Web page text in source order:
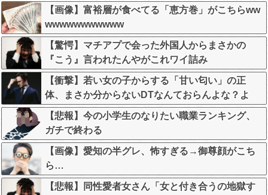
【画像】富裕層が食べてる「恵方巻」がこちらww
wwwwwwwwwww
【驚愕】マチアプで会った外国人からまさかの
『こう』言われたんやがこれワイ詰み
か？？？？？？？
【衝撃】若い女の子からする「甘い匂い」の正
体、まさか分からないDTなんておらんよな？よ
な？w w w w w w w w w w w
【悲報】今の小学生のなりたい職業ランキング、
ガチで終わる
【画像】愛知の半グレ、怖すぎる→御尊顔がこち
ら…
【悲報】同性愛者女さん「女と付き合うの地獄す